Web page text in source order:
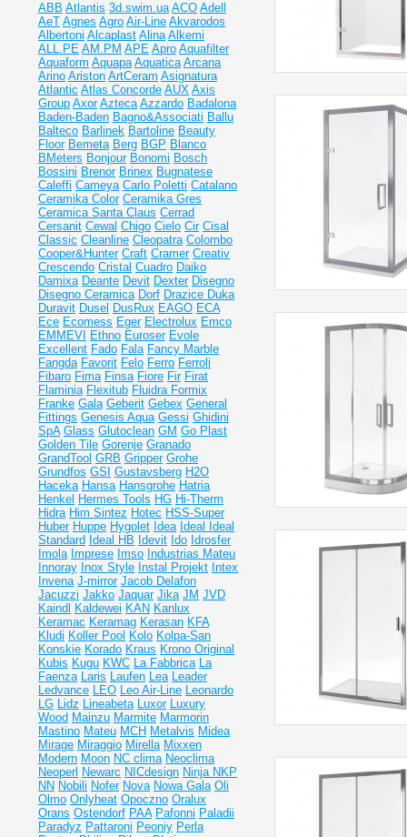
ABB Atlantis 3d.swim.ua ACO Adell
AeT Agnes Agro Air-Line Akvarodos
Albertoni Alcaplast Alina Alkemi
ALL.PE AM.PM APE Apro Aquafilter
Aquaform Aquapa Aquatica Arcana
Arino Ariston ArtCeram Asignatura
Atlantic Atlas Concorde AUX Axis
Group Axor Azteca Azzardo Badalona
Baden-Baden Bagno&Associati Ballu
Balteco Barlinek Bartoline Beauty
Floor Bemeta Berg BGP Blanco
BMeters Bonjour Bonomi Bosch
Bossini Brenor Brinex Bugnatese
Caleffi Cameya Carlo Poletti Catalano
Ceramika Color Ceramika Gres
Ceramiсa Santa Claus Cerrad
Cersanit Cewal Chigo Cielo Cir Cisal
Classic Cleanline Cleopatra Colombo
Cooper&Hunter Craft Cramer Creativ
Crescendo Cristal Cuadro Daiko
Damixa Deante Devit Dexter Disegno
Disegno Ceramica Dorf Drazice Duka
Duravit Dusel DusRux EAGO ECA
Ece Ecomess Eger Electrolux Emco
EMMEVI
Ethno Euroser Evole
Excellent Fado Fala Fancy Marble
Fangda Favorit Felo Ferro Ferroli
Fibaro Fima Finsa Fiore Fir Firat
Flaminia Flexitub Fluidra Formix
Franke Gala Geberit Gebex General
Fittings Genesis Aqua Gessi Ghidini
SpA Glass Glutoclean GM Go Plast
Golden Tile Gorenje Granado
GrandTool GRB Gripper Grohe
Grundfos GSI Gustavsberg H2O
Haceka Hansa Hansgrohe Hatria
Henkel Hermes Tools HG Hi-Therm
Hidra Him Sintez Hotec HSS-Super
Huber Huppe Hygolet Idea Ideal
Ideal
Standard Ideal НВ Idevit Ido Idrosfer
Imola Imprese Imso Industrias Mateu
Innoray Inox Style Instal Projekt Intex
Invena J-mirror Jacob Delafon
Jacuzzi Jakko Jaquar Jika JM JVD
Kaindl
Kaldewei KAN Kanlux
Keramac Keramag Kerasan KFA
Kludi Koller Pool Kolo Kolpa-San
Konskie Korado Kraus Krono Original
Kubis Kugu KWC La Fabbrica La
Faenza Laris Laufen Lea Leader
Ledvance LEO Leo Air-Line Leonardo
LG Lidz Lineabeta Luxor Luxury
Wood Mainzu Marmite Marmorin
Mastino Mateu MCH Metalvis Midea
Mirage Miraggio Mirella Mixxen
Modern Moon NC clima Neoclima
Neoperl Newarc NICdesign Ninja NKP
NN Nobili Nofer Nova Nowa Gala Oli
Olmo Onlyheat Opoczno Oralux
Orans Ostendorf PAA Pafonni Paladii
Paradyz Pattaroni Peoniy Perla